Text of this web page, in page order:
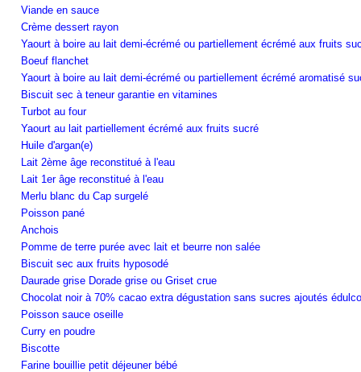
Viande en sauce
Crème dessert rayon
Yaourt à boire au lait demi-écrémé ou partiellement écrémé aux fruits
Boeuf flanchet
Yaourt à boire au lait demi-écrémé ou partiellement écrémé aromatisé
Biscuit sec à teneur garantie en vitamines
Turbot au four
Yaourt au lait partiellement écrémé aux fruits sucré
Huile d'argan(e)
Lait 2ème âge reconstitué à l'eau
Lait 1er âge reconstitué à l'eau
Merlu blanc du Cap surgelé
Poisson pané
Anchois
Pomme de terre purée avec lait et beurre non salée
Biscuit sec aux fruits hyposodé
Daurade grise Dorade grise ou Griset crue
Chocolat noir à 70% cacao extra dégustation sans sucres ajoutés
Poisson sauce oseille
Curry en poudre
Biscotte
Farine bouillie petit déjeuner bébé